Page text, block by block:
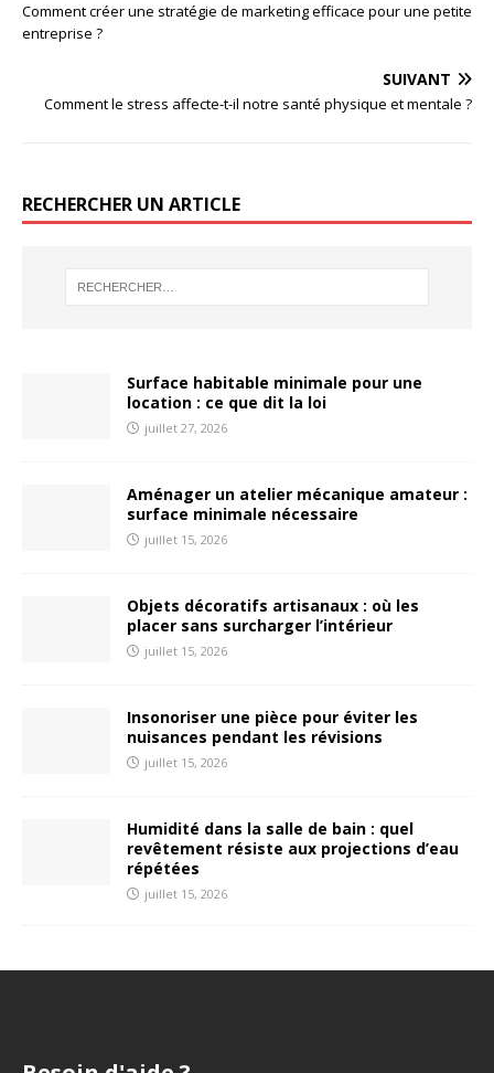
Comment créer une stratégie de marketing efficace pour une petite
entreprise ?
SUIVANT
Comment le stress affecte-t-il notre santé physique et mentale ?
RECHERCHER UN ARTICLE
Surface habitable minimale pour une
location : ce que dit la loi
juillet 27, 2026
Aménager un atelier mécanique amateur :
surface minimale nécessaire
juillet 15, 2026
Objets décoratifs artisanaux : où les
placer sans surcharger l’intérieur
juillet 15, 2026
Insonoriser une pièce pour éviter les
nuisances pendant les révisions
juillet 15, 2026
Humidité dans la salle de bain : quel
revêtement résiste aux projections d’eau
répétées
juillet 15, 2026